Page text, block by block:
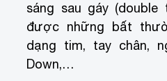
sáng sau gáy
được những bất
dạng tim, tay chân,
Down,…